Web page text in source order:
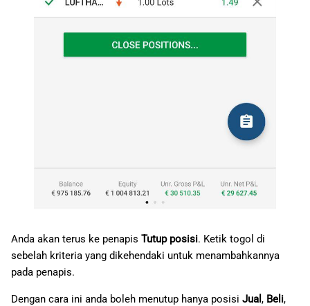
Anda akan terus ke penapis Tutup posisi. Ketik togol di
sebelah kriteria yang dikehendaki untuk menambahkannya
pada penapis.
Dengan cara ini anda boleh menutup hanya posisi Jual , Beli,